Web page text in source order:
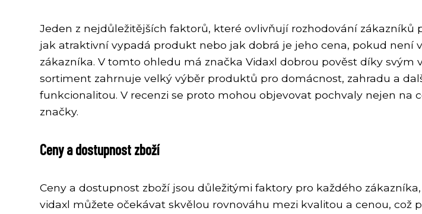
Jeden z nejdůležitějších faktorů, které ovlivňují rozhodování
jak atraktivní vypadá produkt nebo jak dobrá je jeho cena, pokud není
zákazníka. V tomto ohledu má značka Vidaxl dobrou pověst díky
sortiment zahrnuje velký výběr produktů pro domácnost, zahradu a
funkcionalitou. V recenzi se proto mohou objevovat pochvaly nejen
značky.
Ceny a dostupnost zboží
Ceny a dostupnost zboží jsou důležitými faktory pro každého
vidaxl můžete očekávat skvělou rovnováhu mezi kvalitou a cenou, což